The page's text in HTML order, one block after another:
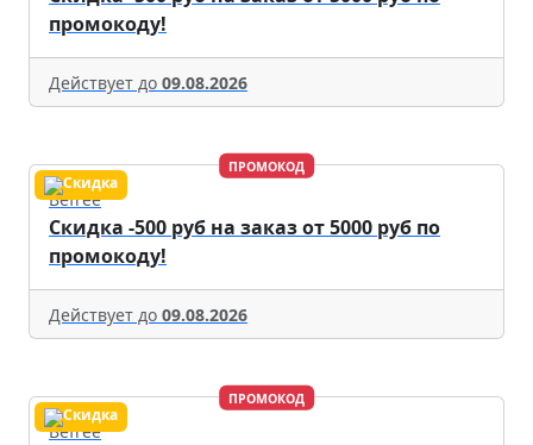
промокоду!
Действует до 09.08.2026
ПРОМОКОД
Befree
Скидка -500 руб на заказ от 5000 руб по
промокоду!
Действует до 09.08.2026
ПРОМОКОД
Befree